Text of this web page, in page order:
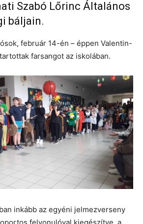
Szabó Lőrinc Általános
báljain.
február 14-én – éppen Valentin-
farsangot az iskolában.
inkább az egyéni jelmezverseny